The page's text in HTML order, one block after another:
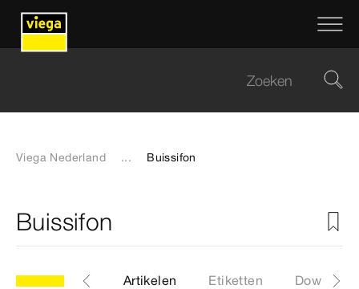
Viega Nederland ... Buissifon
Buissifon
model 5611.9 Artikelen Etiketten